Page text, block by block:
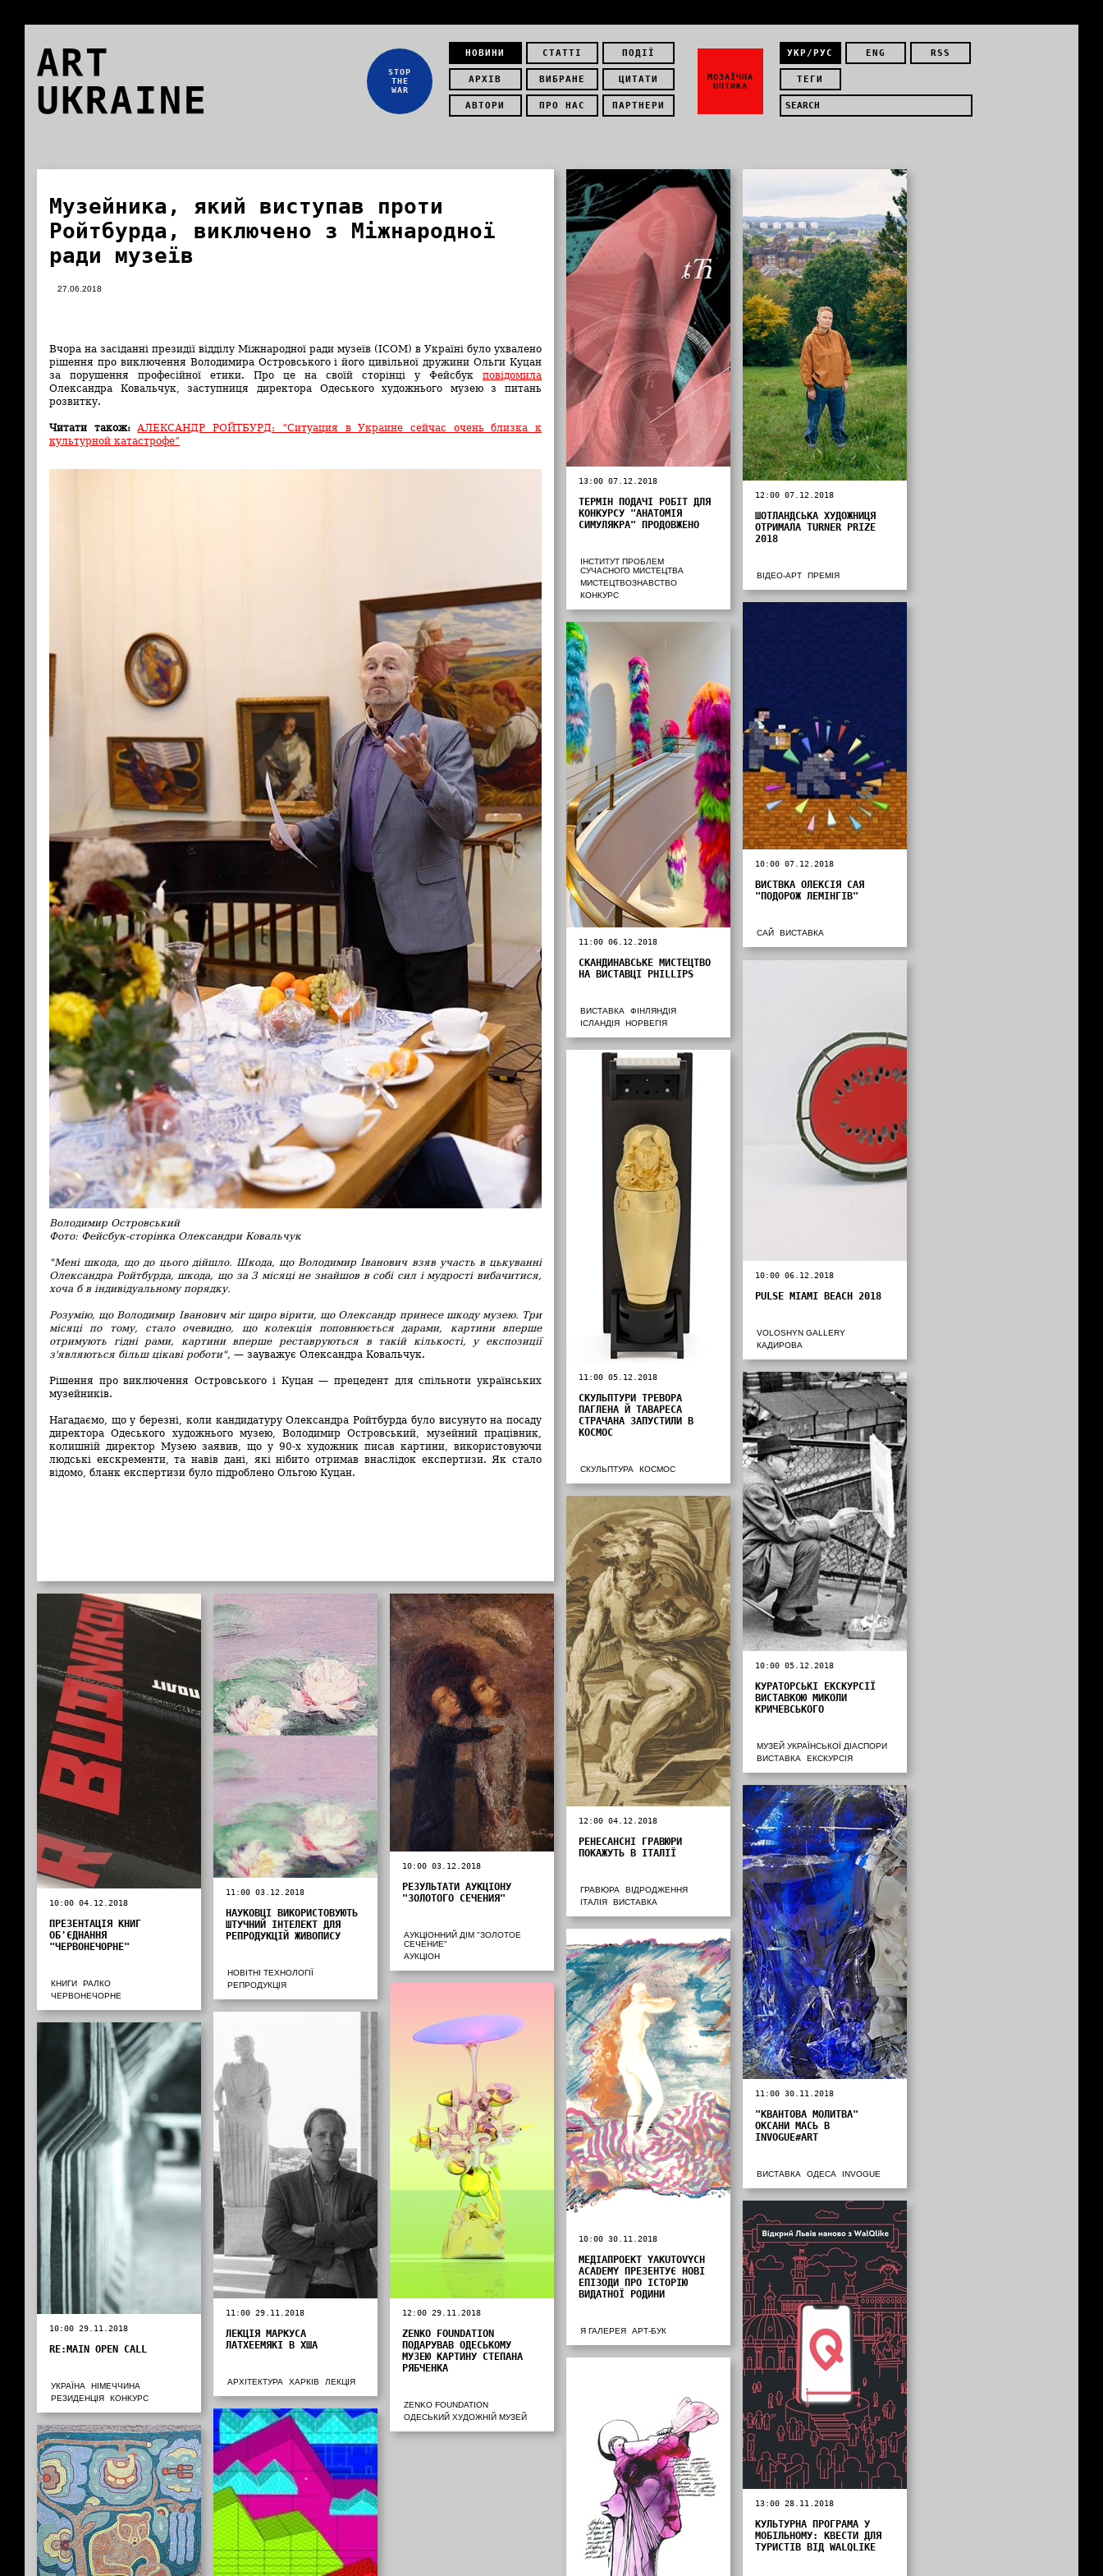
ART
UKRAINE
НОВИНИ СТАТТІ ПОДІЇ
АРХІВ ВИБРАНЕ ЦИТАТИ
АВТОРИ ПРО НАС ПАРТНЕРИ
STOP
THE
WAR
УКР/РУС ENG RSS
ТЕГИ
МОЗАЇЧНА
ОПТИКА
Музейника, який виступав проти
Ройтбурда, виключено з Міжнародної
ради музеїв
27.06.2018
Вчора на засіданні президії відділу Міжнародної ради музеїв (ICOM) в Україні було ухвалено
рішення про виключення Володимира Островського і його цивільної дружини Ольги Куцан
за порушення професійної етики. Про це на своїй сторінці у Фейсбук повідомила
Олександра Ковальчук, заступниця директора Одеського художнього музею з питань
розвитку.
Читати також: АЛЕКСАНДР РОЙТБУРД: “Ситуация в Украине сейчас очень близка к
культурной катастрофе”
Володимир Островський
Фото: Фейсбук-сторінка Олександри Ковальчук
"Мені шкода, що до цього дійшло. Шкода, що Володимир Іванович взяв участь в цькуванні
Олександра Ройтбурда, шкода, що за 3 місяці не знайшов в собі сил і мудрості вибачитися,
хоча б в індивідуальному порядку.
Розумію, що Володимир Іванович міг щиро вірити, що Олександр принесе шкоду музею. Три
місяці по тому, стало очевидно, що колекція поповнюється дарами, картини вперше
отримують гідні рами, картини вперше реставруються в такій кількості, у експозиції
з'являються більш цікаві роботи", — зауважує Олександра Ковальчук.
Рішення про виключення Островського і Куцан — прецедент для спільноти українських
музейників.
Нагадаємо, що у березні, коли кандидатуру Олександра Ройтбурда було висунуто на посаду
директора Одеського художнього музею, Володимир Островський, музейний працівник,
колишній директор Музею заявив, що у 90-х художник писав картини, використовуючи
людські екскременти, та навів дані, які нібито отримав внаслідок експертизи. Як стало
відомо, бланк експертизи було підроблено Ольгою Куцан.
13:00 07.12.2018
ТЕРМІН ПОДАЧІ РОБІТ ДЛЯ
КОНКУРСУ "АНАТОМІЯ
СИМУЛЯКРА" ПРОДОВЖЕНО
ІНСТИТУТ ПРОБЛЕМ
СУЧАСНОГО МИСТЕЦТВА
МИСТЕЦТВОЗНАВСТВО
КОНКУРС
12:00 07.12.2018
ШОТЛАНДСЬКА ХУДОЖНИЦЯ
ОТРИМАЛА TURNER PRIZE
2018
ВІДЕО-АРТ ПРЕМІЯ
10:00 07.12.2018
ВИСТВКА ОЛЕКСІЯ САЯ
"ПОДОРОЖ ЛЕМІНГІВ"
САЙ
ВИСТАВКА
11:00 06.12.2018
СКАНДИНАВСЬКЕ МИСТЕЦТВО
НА ВИСТАВЦІ PHILLIPS
ВИСТАВКА
ФІНЛЯНДІЯ
ІСЛАНДІЯ
НОРВЕГІЯ
10:00 06.12.2018
PULSE MIAMI BEACH 2018
VOLOSHYN GALLERY
КАДИРОВА
11:00 05.12.2018
СКУЛЬПТУРИ ТРЕВОРА
ПАГЛЕНА Й ТАВАРЕСА
СТРАЧАНА ЗАПУСТИЛИ В
КОСМОС
СКУЛЬПТУРА КОСМОС
10:00 05.12.2018
КУРАТОРСЬКІ ЕКСКУРСІЇ
ВИСТАВКОЮ МИКОЛИ
КРИЧЕВСЬКОГО
МУЗЕЙ УКРАЇНСЬКОЇ ДІАСПОРИ
ВИСТАВКА
ЕКСКУРСІЯ
12:00 04.12.2018
РЕНЕСАНСНІ ГРАВЮРИ
ПОКАЖУТЬ В ІТАЛІЇ
ГРАВЮРА
ВІДРОДЖЕННЯ
ІТАЛІЯ
ВИСТАВКА
10:00 04.12.2018
ПРЕЗЕНТАЦІЯ КНИГ
ОБ'ЄДНАННЯ
"ЧЕРВОНЕЧОРНЕ"
КНИГИ
РАЛКО
ЧЕРВОНЕЧОРНЕ
11:00 03.12.2018
НАУКОВЦІ ВИКОРИСТОВУЮТЬ
ШТУЧНИЙ ІНТЕЛЕКТ ДЛЯ
РЕПРОДУКЦІЙ ЖИВОПИСУ
НОВІТНІ ТЕХНОЛОГІЇ
РЕПРОДУКЦІЯ
10:00 03.12.2018
РЕЗУЛЬТАТИ АУКЦІОНУ
"ЗОЛОТОГО СЕЧЕНИЯ"
АУКЦІОННИЙ ДІМ "ЗОЛОТОЕ
СЕЧЕНИЕ"
АУКЦІОН
11:00 30.11.2018
"КВАНТОВА МОЛИТВА"
ОКСАНИ МАСЬ В
INVOGUE#ART
ВИСТАВКА ОДЕСА INVOGUE
10:00 30.11.2018
МЕДІАПРОЕКТ YAKUTOVYCH
ACADEMY ПРЕЗЕНТУЄ НОВІ
ЕПІЗОДИ ПРО ІСТОРІЮ
ВИДАТНОЇ РОДИНИ
Я ГАЛЕРЕЯ АРТ-БУК
12:00 29.11.2018
ZENKO FOUNDATION
ПОДАРУВАВ ОДЕСЬКОМУ
МУЗЕЮ КАРТИНУ СТЕПАНА
РЯБЧЕНКА
ZENKO FOUNDATION
ОДЕСЬКИЙ ХУДОЖНІЙ МУЗЕЙ
11:00 29.11.2018
ЛЕКЦІЯ МАРКУСА
ЛАТХЕЕМЯКІ В ХША
АРХІТЕКТУРА ХАРКІВ ЛЕКЦІЯ
10:00 29.11.2018
RE:MAIN OPEN CALL
УКРАЇНА
НІМЕЧЧИНА
РЕЗИДЕНЦІЯ
КОНКУРС
13:00 28.11.2018
КУЛЬТУРНА ПРОГРАМА У
МОБІЛЬНОМУ: КВЕСТИ ДЛЯ
ТУРИСТІВ ВІД WALQLIKE